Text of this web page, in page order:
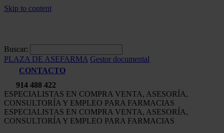
Skip to content
Buscar:
PLAZA DE ASEFARMA Gestor documental
CONTACTO
914 488 422
ESPECIALISTAS EN COMPRA VENTA, ASESORÍA,
CONSULTORÍA Y EMPLEO PARA FARMACIAS
ESPECIALISTAS EN COMPRA VENTA, ASESORÍA,
CONSULTORÍA Y EMPLEO PARA FARMACIAS